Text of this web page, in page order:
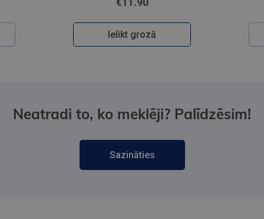
Ielikt grozā
Neatradi to, ko meklēji? Palīdzēsim!
Sazināties